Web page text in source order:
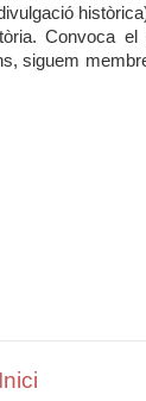
Convoca
siguem
Inici